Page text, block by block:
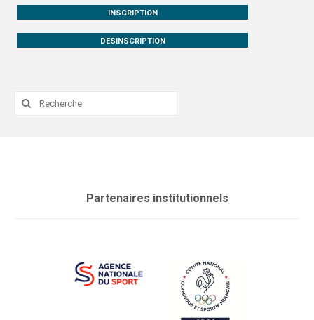
INSCRIPTION
DESINSCRIPTION
Rechercher
Partenaires institutionnels